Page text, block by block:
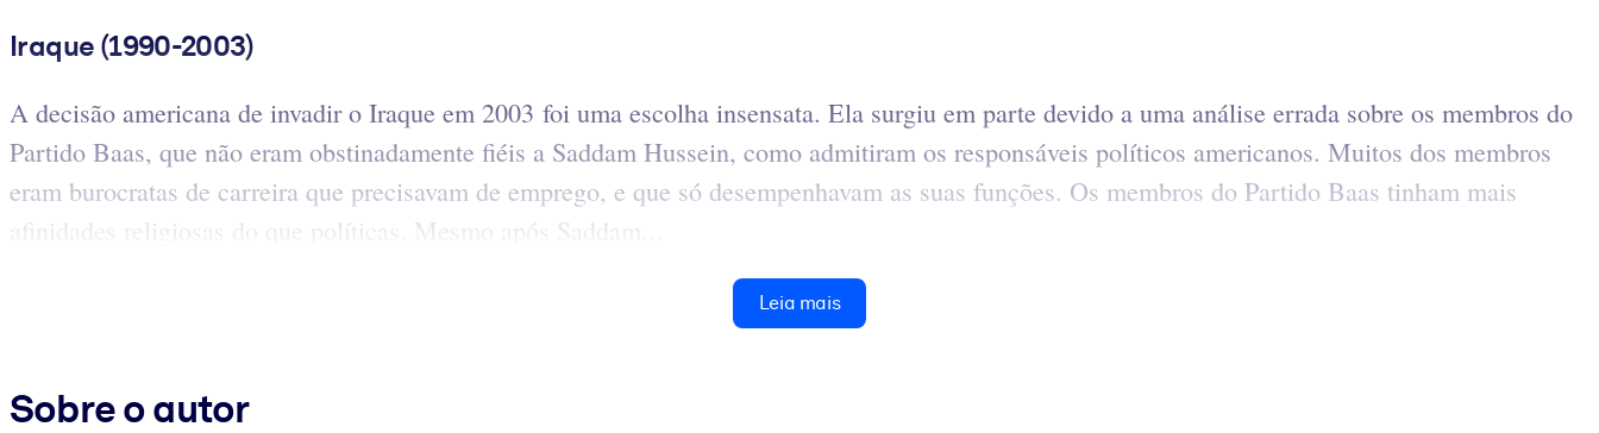
Iraque (1990-2003)
A decisão americana de invadir o Iraque em 2003 foi uma escolha insensata. Ela surgiu em parte devido a uma análise errada sobre os membros do
Partido Baas, que não eram obstinadamente fiéis a Saddam Hussein, como admitiram os responsáveis políticos americanos. Muitos dos membros
eram burocratas de carreira que precisavam de emprego, e que só desempenhavam as suas funções. Os membros do Partido Baas tinham mais
afinidades religiosas do que políticas. Mesmo após Saddam...
Leia mais
Sobre o autor